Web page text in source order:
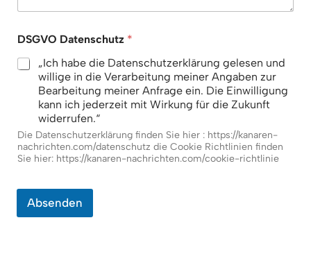
n
w
e
i
e
DSGVO Datenschutz *
„Ich habe die Datenschutzerklärung gelesen und
willige in die Verarbeitung meiner Angaben zur
Bearbeitung meiner Anfrage ein. Die Einwilligung
kann ich jederzeit mit Wirkung für die Zukunft
widerrufen.“
Die Datenschutzerklärung finden Sie hier : https://kanaren-
nachrichten.com/datenschutz die Cookie Richtlinien finden
Sie hier: https://kanaren-nachrichten.com/cookie-richtlinie
Absenden